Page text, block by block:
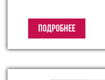
ПОДРОБНЕЕ